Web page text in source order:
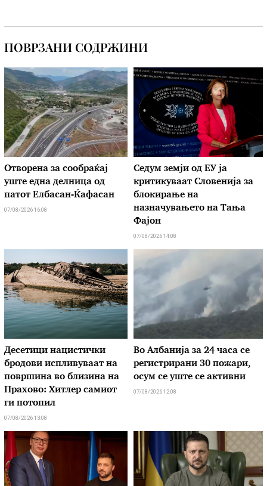
ПОВРЗАНИ СОДРЖИНИ
Отворена за сообраќај
уште една делница од
патот Елбасан-Ќафасан
07/08/2026 16:08
Седум земји од ЕУ ја
критикуваат Словенија за
блокирање на
назначувањето на Тања
Фајон
07/08/2026 14:08
Десетици нацистички
бродови испливуваат на
површина во близина на
Прахово: Хитлер самиот
ги потопил
07/08/2026 13:08
Во Албанија за 24 часа се
регистрирани 30 пожари,
осум се уште се активни
07/08/2026 12:08